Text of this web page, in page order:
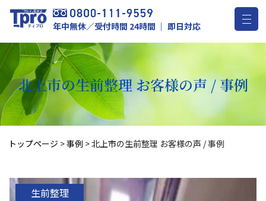
年中無休／受付時間 24時間 ｜ 即日対応
北上市の生前整理 お客様の声 / 事例
トップページ >事例 >北上市の生前整理 お客様の声 / 事例
生前整理